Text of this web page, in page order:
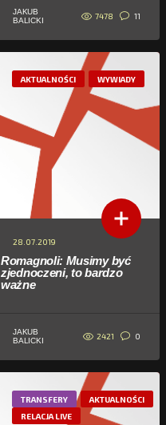
JAKUB
BALICKI
7478 11
AKTUALNOŚCI WYWIADY
28.07.2019
Romagnoli: Musimy być
zjednoczeni, to bardzo
ważne
JAKUB
BALICKI
2421 0
TRANSFERY
AKTUALNOŚCI
RELACJA LIVE